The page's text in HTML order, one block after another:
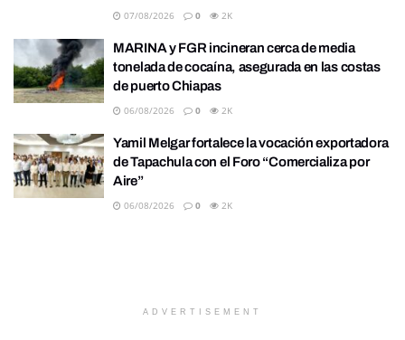
07/08/2026 0 2K
MARINA y FGR incineran cerca de media
tonelada de cocaína, asegurada en las costas
de puerto Chiapas
06/08/2026 0 2K
Yamil Melgar fortalece la vocación exportadora
de Tapachula con el Foro “Comercializa por
Aire”
06/08/2026 0 2K
ADVERTISEMENT